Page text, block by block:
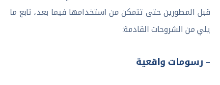
قبل المطورين حتى تتمكن من استخدامها فيما بعد، تابع ما
يلي من الشروحات القادمة:
– رسومات واقعية